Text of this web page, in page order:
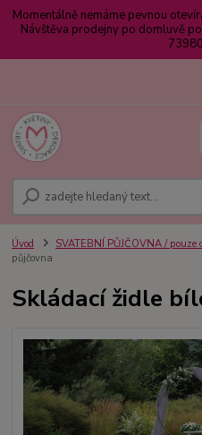
Momentálně nemáme pevnou
Návštěva prodejny po domluvě
Úvod SVATEBNÍ PŮJČOVNA / pouze
půjčovna
Skládací židle